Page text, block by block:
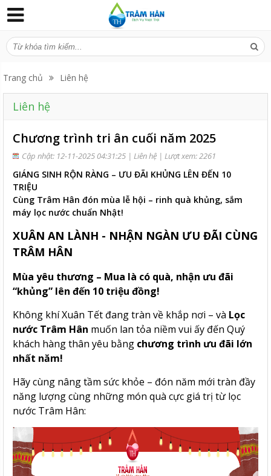
Trang chủ Liên hệ
Liên hệ
Chương trình tri ân cuối năm 2025
Cập nhật: 12-11-2025 04:31:25 | Liên hệ | Lượt xem: 2261
GIÁNG SINH RỘN RÀNG – ƯU ĐÃI KHỦNG LÊN ĐẾN 10
TRIỆU
Cùng Trâm Hân đón mùa lễ hội – rinh quà khủng, sắm
máy lọc nước chuẩn Nhật!
XUÂN AN LÀNH - NHẬN NGÀN ƯU ĐÃI CÙNG
TRÂM HÂN
Mùa yêu thương – Mua là có quà, nhận ưu đãi
“khủng” lên đến 10 triệu đồng!
Không khí Xuân Tết đang tràn về khắp nơi – và Lọc
nước Trâm Hân muốn lan tỏa niềm vui ấy đến Quý
khách hàng thân yêu bằng chương trình ưu đãi lớn
nhất năm!
Hãy cùng nâng tầm sức khỏe – đón năm mới tràn đầy
năng lượng cùng những món quà cực giá trị từ lọc
nước Trâm Hân: